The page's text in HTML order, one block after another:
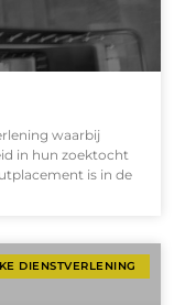
waarbij
in hun zoektocht
is in de
DIENSTVERLENING